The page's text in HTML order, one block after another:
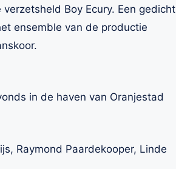
Boy Ecury. Een gedicht
ensemble van de productie
in de haven van Oranjestad
Raymond Paardekooper, Linde